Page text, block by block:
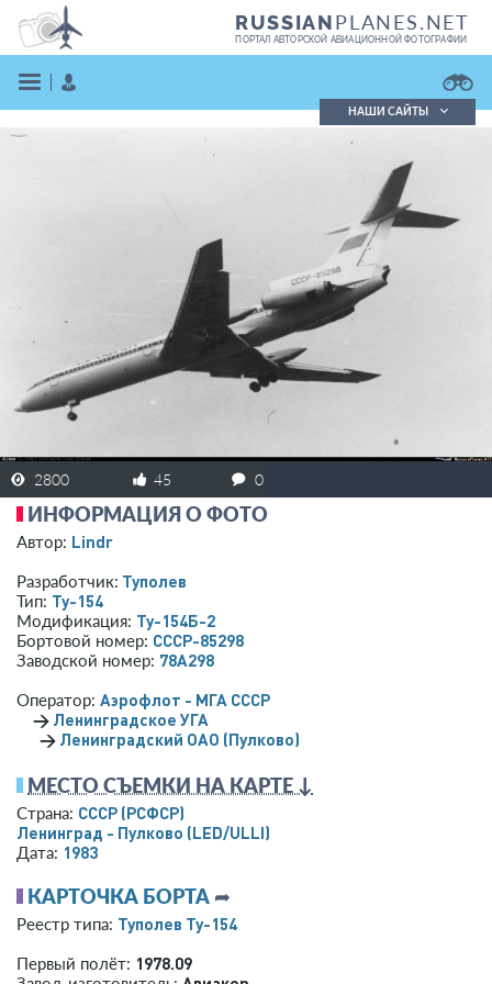
RUSSIANPLANES.NET
ПОРТАЛ АВТОРСКОЙ АВИАЦИОННОЙ ФОТОГРАФИИ
Поиск фотографий
НАШИ САЙТЫ
2800 45 0
ИНФОРМАЦИЯ О ФОТО
Автор: Lindr
Разработчик: Туполев
Тип: Ту-154
Модификация: Ту-154Б-2
Бортовой номер: СССР-85298
Заводской номер: 78A298
Оператор: Аэрофлот - МГА СССР
→ Ленинградское УГА
→ Ленинградский ОАО (Пулково)
МЕСТО СЪЕМКИ НА КАРТЕ ↓
Страна: СССР (РСФСР)
Ленинград - Пулково (LED/ULLI)
Дата: 1983
КАРТОЧКА БОРТА ➦
Реестр типа: Туполев Ту-154
Первый полёт: 1978.09